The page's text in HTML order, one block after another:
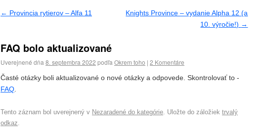
← Provincia rytierov – Alfa 11
Knights Province – vydanie Alpha 12 (a
10. výročie!) →
FAQ bolo aktualizované
Uverejnené dňa 8. septembra 2022 podľa Okrem toho | 2 Komentáre
Časté otázky boli aktualizované o nové otázky a odpovede. Skontrolovať to -
FAQ
Tento záznam bol uverejnený v Nezaradené do kategórie . Uložte do záložiek trvalý
odkaz